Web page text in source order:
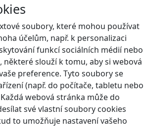
soubory, které mohou používat
účelům, např. k personalizaci
funkcí sociálních médií nebo
některé slouží k tomu, aby si webová
preference. Tyto soubory se
(např. do počítače, tabletu nebo
webová stránka může do
své vlastní soubory cookies
to umožňuje nastavení vašeho